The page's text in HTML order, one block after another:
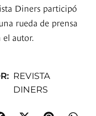
Diners participó
rueda de prensa
el autor.
REVISTA
DINERS